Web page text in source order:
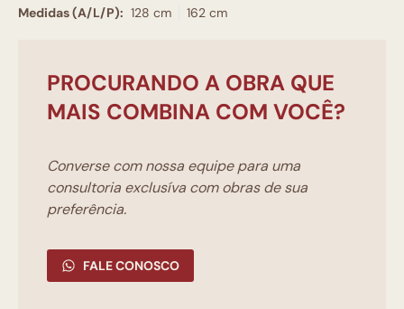
Medidas (A/L/P): 128 cm 162 cm
PROCURANDO A OBRA QUE
MAIS COMBINA COM VOCÊ?
Converse com nossa equipe para uma
consultoria exclusíva com obras de sua
preferência.
FALE CONOSCO